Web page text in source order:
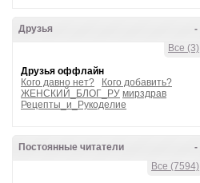
-
Друзья
Все (3)
Друзья оффлайн
Кого давно нет?
Кого добавить?
ЖЕНСКИЙ_БЛОГ_РУ мирздрав
Рецепты_и_Рукоделие
-
Постоянные читатели
Все (7594)